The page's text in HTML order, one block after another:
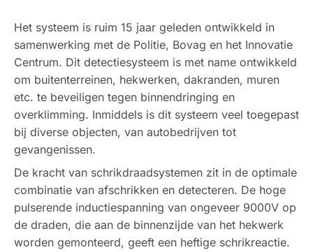
Het systeem is ruim 15 jaar geleden ontwikkeld in
samenwerking met de Politie, Bovag en het Innovatie
Centrum. Dit detectiesysteem is met name ontwikkeld
om buitenterreinen, hekwerken, dakranden, muren
etc. te beveiligen tegen binnendringing en
overklimming. Inmiddels is dit systeem veel toegepast
bij diverse objecten, van autobedrijven tot
gevangenissen.
De kracht van schrikdraadsystemen zit in de optimale
combinatie van afschrikken en detecteren. De hoge
pulserende inductiespanning van ongeveer 9000V op
de draden, die aan de binnenzijde van het hekwerk
worden gemonteerd, geeft een heftige schrikreactie.